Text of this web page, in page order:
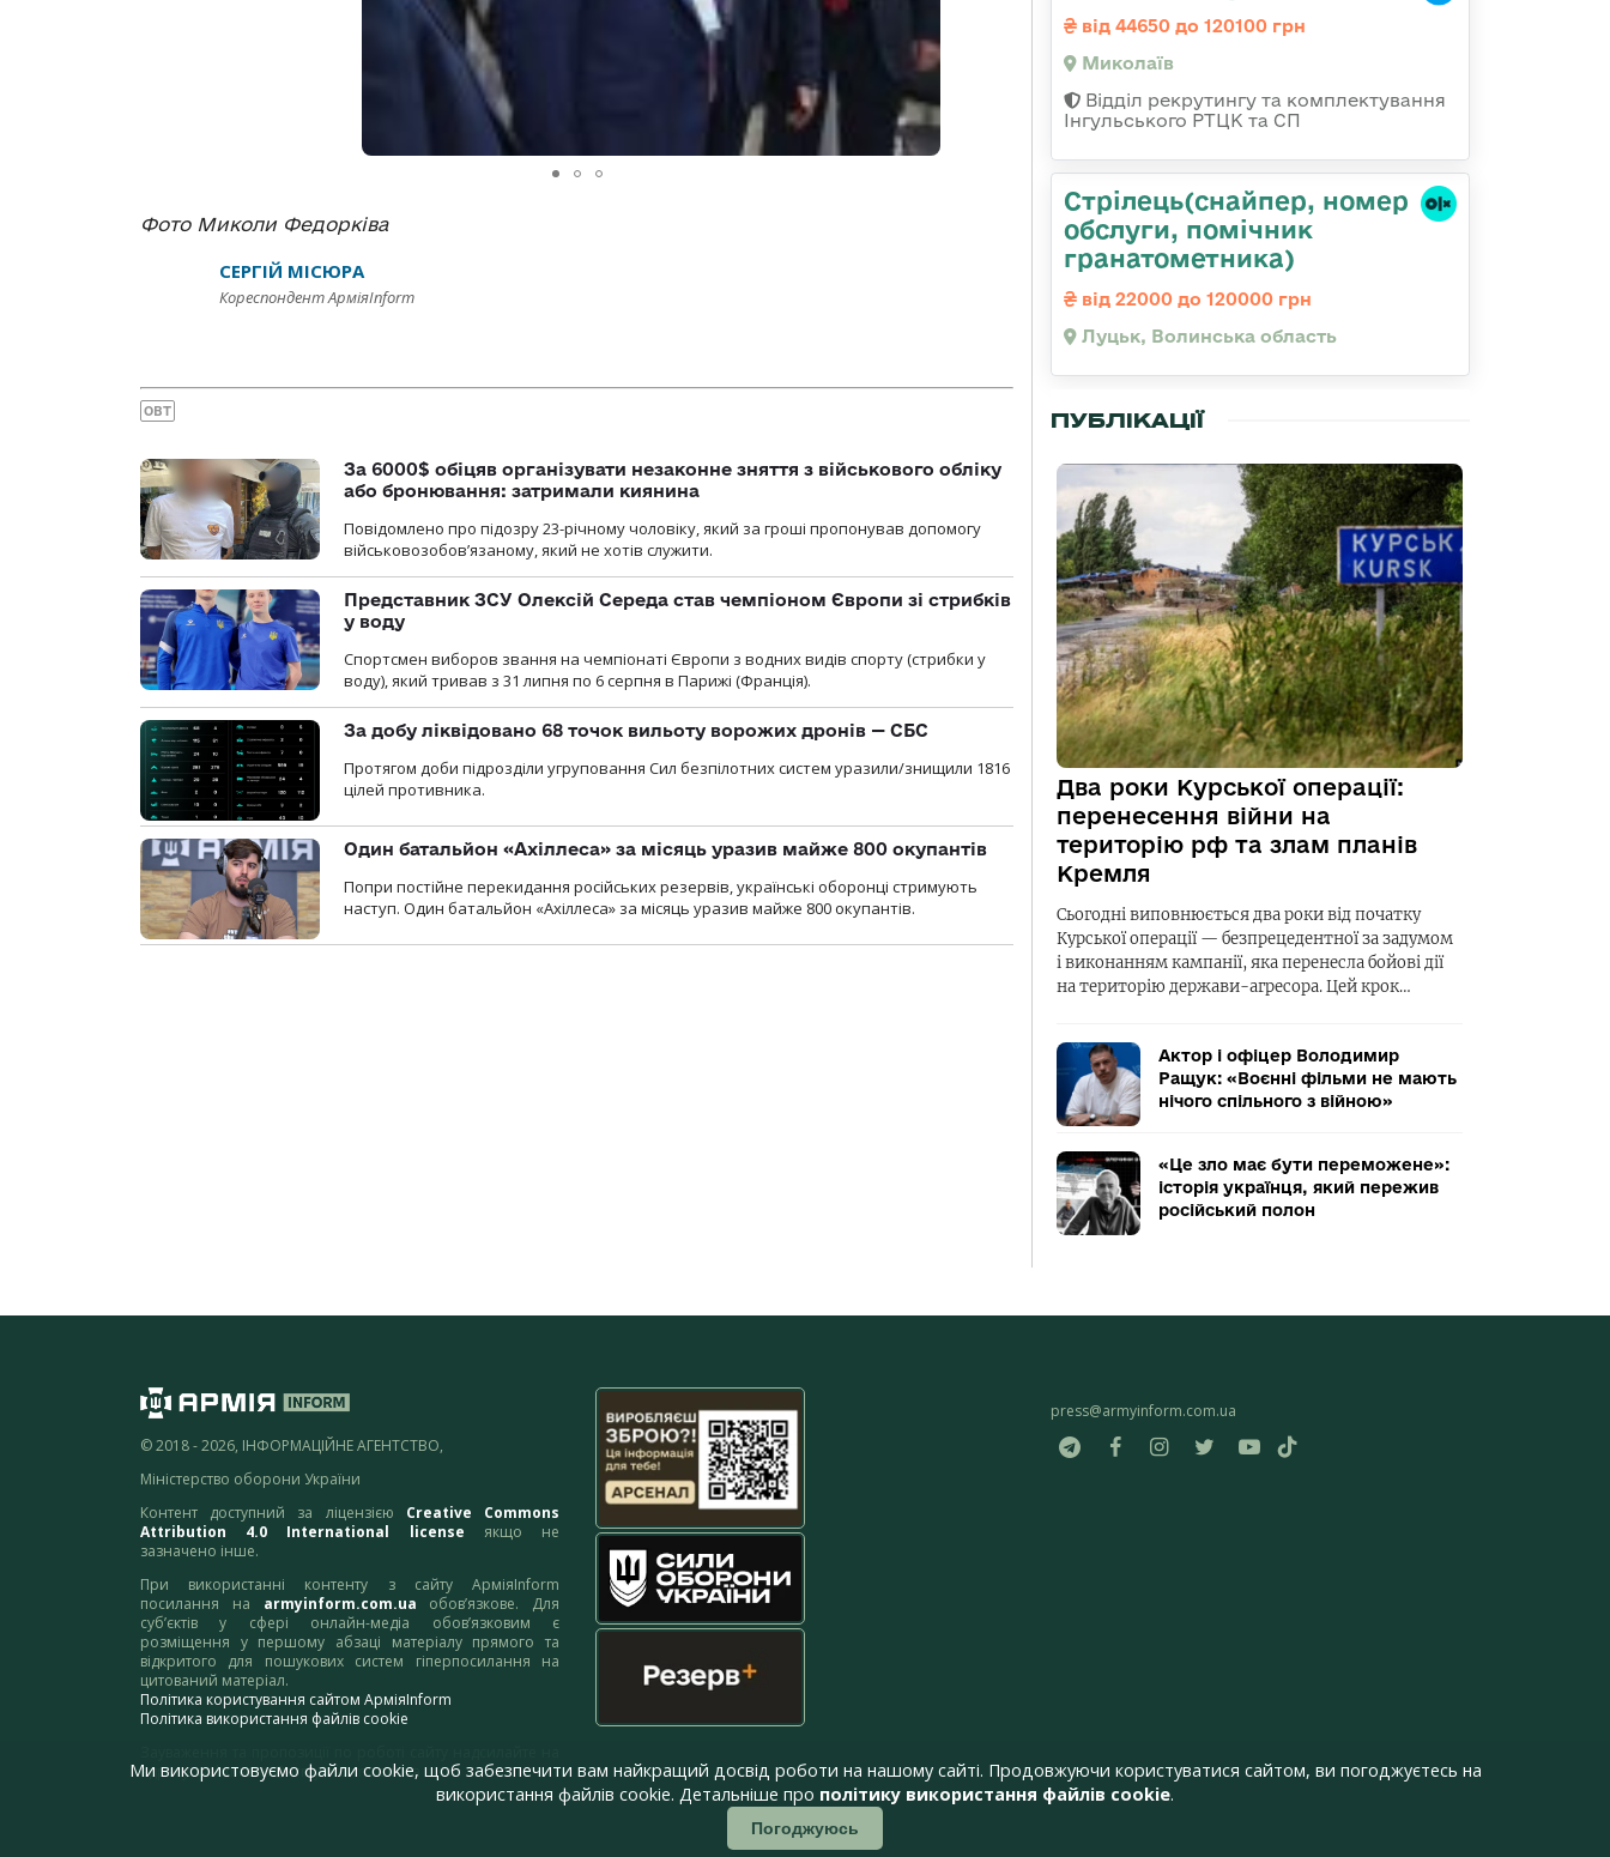
Фото Миколи Федорківа
СЕРГІЙ МІСЮРА
Кореспондент АрміяInform
ОВТ
За 6000$ обіцяв організувати незаконне зняття з військового обліку
або бронювання: затримали киянина
Повідомлено про підозру 23-річному чоловіку, який за гроші пропонував допомогу
військовозобов’язаному, який не хотів служити.
Представник ЗСУ Олексій Середа став чемпіоном Європи зі стрибків
у воду
Спортсмен виборов звання на чемпіонаті Європи з водних видів спорту (стрибки у
воду), який тривав з 31 липня по 6 серпня в Парижі (Франція).
За добу ліквідовано 68 точок вильоту ворожих дронів — СБС
Протягом доби підрозділи угруповання Сил безпілотних систем уразили/знищили 1816
цілей противника.
Один батальйон «Ахіллеса» за місяць уразив майже 800 окупантів
Попри постійне перекидання російських резервів, українські оборонці стримують
наступ. Один батальйон «Ахіллеса» за місяць уразив майже 800 окупантів.
від 44650 до 120100 грн
Миколаїв
Відділ рекрутингу та комплектування
Інгульського РТЦК та СП
Стрілець(снайпер, номер
обслуги, помічник
гранатометника)
від 22000 до 120000 грн
Луцьк, Волинська область
ПУБЛІКАЦІЇ
Два роки Курської операції:
перенесення війни на
територію рф та злам планів
Кремля
Сьогодні виповнюється два роки від початку
Курської операції — безпрецедентної за задумом
і виконанням кампанії, яка перенесла бойові дії
на територію держави-агресора. Цей крок…
Актор і офіцер Володимир
Ращук: «Воєнні фільми не мають
нічого спільного з війною»
«Це зло має бути переможене»:
історія українця, який пережив
російський полон
© 2018 - 2026, ІНФОРМАЦІЙНЕ АГЕНТСТВО,
Міністерство оборони України
Контент доступний за ліцензією Creative Commons
Attribution 4.0 International license якщо не
зазначено інше.
При використанні контенту з сайту АрміяInform
посилання на armyinform.com.ua обов’язкове. Для
суб’єктів у сфері онлайн-медіа обов’язковим є
розміщення у першому абзаці матеріалу прямого та
відкритого для пошукових систем гіперпосилання на
цитований матеріал.
Політика користування сайтом АрміяInform
Політика використання файлів cookie
адресу:webmaster@armyinform.com.ua
press@armyinform.com.ua
Ми використовуємо файли cookie, щоб забезпечити вам найкращий досвід роботи на нашому сайті. Продовжуючи користуватися сайтом, ви погоджуєтесь на
використання файлів cookie. Детальніше про політику використання файлів cookie.
Погоджуюсь